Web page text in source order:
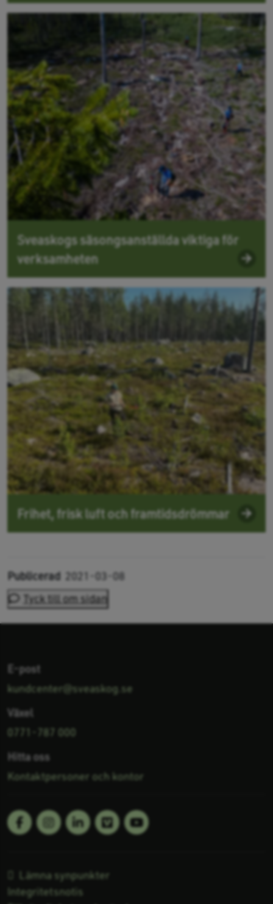
Sveaskogs säsongsanställda viktiga för
verksamheten
Frihet, frisk luft och framtidsdrömmar
Publicerad 2021-03-08
Tyck till om sidan
E-post
kundcenter@sveaskog.se
Växel
0771-787 000
Hitta oss
Kontaktpersoner och kontor
Följ oss på:
Facebook LinkedinVimeoYoutube
Lämna synpunkter
Integritetsnotis